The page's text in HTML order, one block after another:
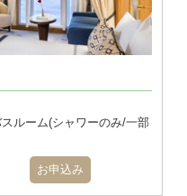
ルーム(シャワーのみ/一部
お申込み